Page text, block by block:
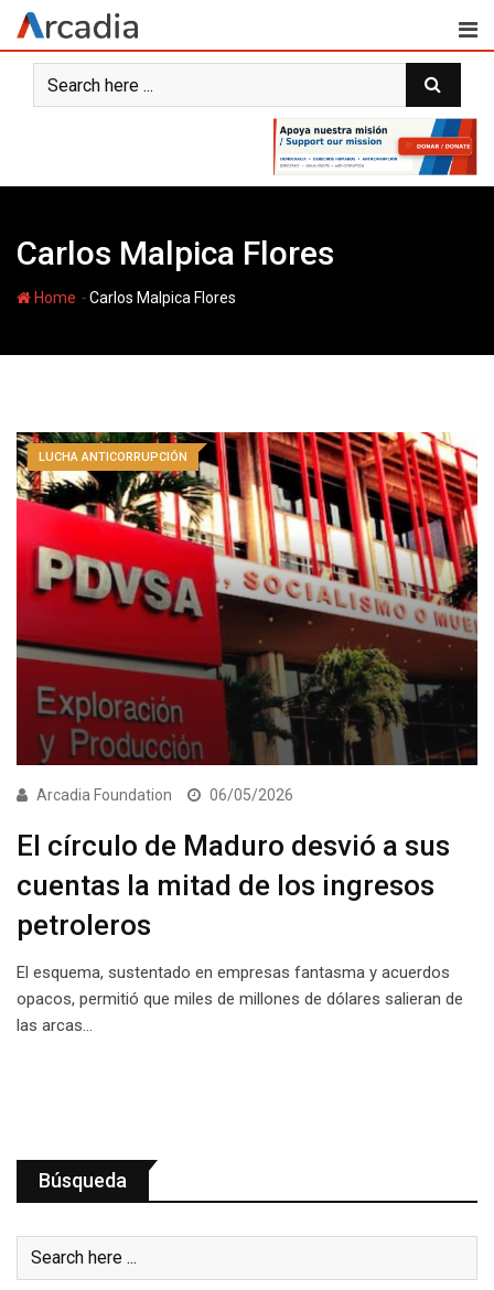
Skip
content
Carlos Malpica Flores
Home -Carlos Malpica Flores
LUCHA ANTICORRUPCIÓN
Arcadia Foundation 06/05/2026
El círculo de Maduro desvió a sus
cuentas la mitad de los ingresos
petroleros
El esquema, sustentado en empresas fantasma y acuerdos
opacos, permitió que miles de millones de dólares salieran de
las arcas…
Búsqueda